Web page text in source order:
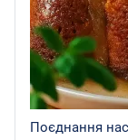
Поєднання